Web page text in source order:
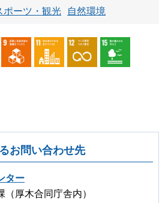
ポーツ・観光 自然環境
お問い合わせ先
ター
厚木合同庁舎内）